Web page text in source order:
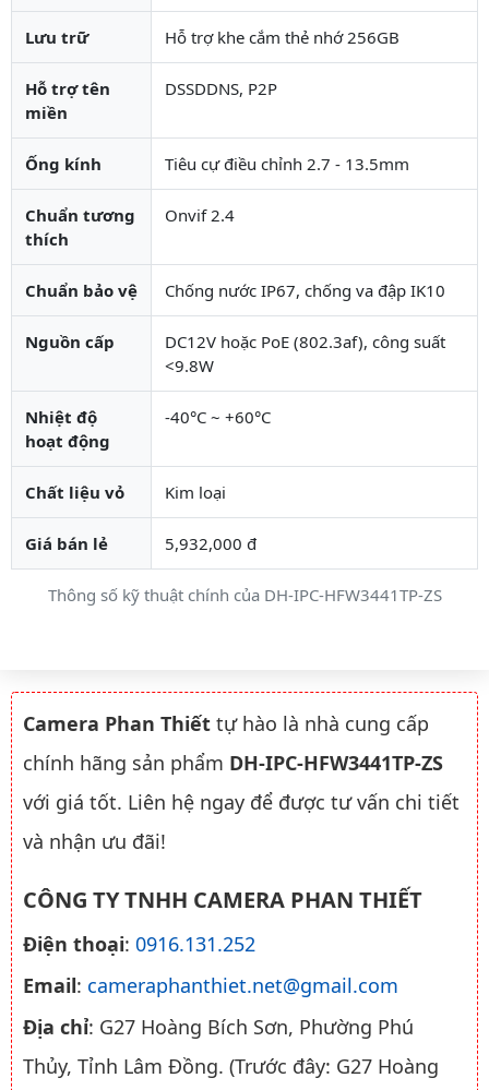
Thông số kỹ thuật chính của DH-IPC-HFW3441TP-ZS
Lưu trữ Hỗ trợ khe cắm thẻ nhớ 256GB
Hỗ trợ tên
miền
DSSDDNS, P2P
Ống kính Tiêu cự điều chỉnh 2.7 - 13.5mm
Chuẩn tương
thích
Onvif 2.4
Chuẩn bảo vệ Chống nước IP67, chống va đập IK10
Nguồn cấp
DC12V hoặc PoE (802.3af), công suất
<9.8W
Nhiệt độ
hoạt động
-40°C ~ +60°C
Chất liệu vỏ Kim loại
Giá bán lẻ 5,932,000 đ
Camera Phan Thiết tự hào là nhà cung cấp
chính hãng sản phẩm DH-IPC-HFW3441TP-ZS
với giá tốt. Liên hệ ngay để được tư vấn chi tiết
và nhận ưu đãi!
CÔNG TY TNHH CAMERA PHAN THIẾT
Điện thoại: 0916.131.252
Email: cameraphanthiet.net@gmail.com
Địa chỉ: G27 Hoàng Bích Sơn, Phường Phú
Thủy, Tỉnh Lâm Đồng. (Trước đây: G27 Hoàng